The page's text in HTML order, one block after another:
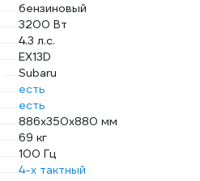
бензиновый
3200 Вт
4.3 л.с.
EX13D
Subaru
есть
есть
886х350х880 мм
69 кг
100 Гц
4-х тактный